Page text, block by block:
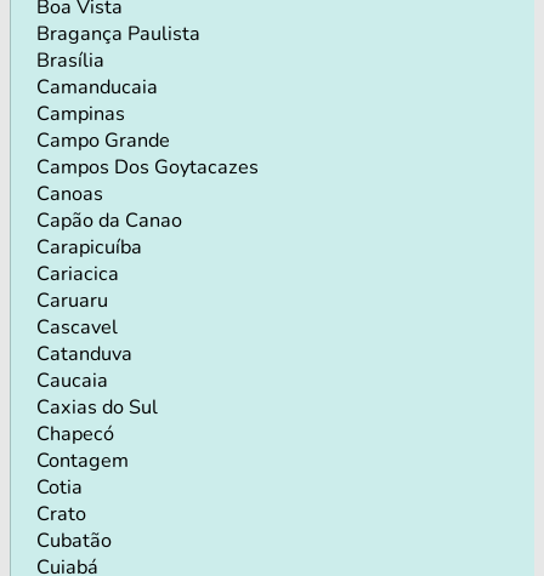
Boa Vista
Bragança Paulista
Brasília
Camanducaia
Campinas
Campo Grande
Campos Dos Goytacazes
Canoas
Capão da Canao
Carapicuíba
Cariacica
Caruaru
Cascavel
Catanduva
Caucaia
Caxias do Sul
Chapecó
Contagem
Cotia
Crato
Cubatão
Cuiabá